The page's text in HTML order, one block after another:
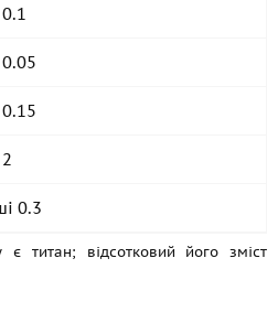
0.3
титан; відсотковий його зміст